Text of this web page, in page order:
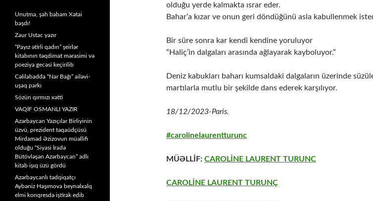
olduğu yerde kalmakta ısrar eder.
Bahar’a kızar ve onun geri döndüğünü asla kabullenmek
Bir süre sonra kar kendi kendine yoruluyor
“Haliç’in dalgaları arasında ağlayarak kayboluyor.”
Deniz kabukları baharı kumsaldaki dalgaların üzerinde
martılarla mutlu bir şekilde dans ederek karşılıyor.
18/12/2023-Paris.
#carolinelaurentturunc
MÜƏLLİF: CAROLİNE LAURENT TURUNC
CAROLİNE LAURENT TURUNÇ
Unutma, şah babam Xətai
başdı!
Zaur Ustac yazır
“Payız ətirli qadın” şeirlər
kitabının təqdimat mərasimi və
poeziya gecəsi keçirilib
Cəlilabadda “Nar Bağı” ailəvi-
uşaq parkı
Sözün qırmızı xətti
VAQİF OSMANLI YAZIR
Azərbaycan Yazıçılar Birliyinin
üzvü, prezident təqaüdçüsü
Mirdaməd Əzizovun müəllifi
olduğu “Siyasi İradə
Bütövləşən Azərbaycan” adlı
kitab işıq üzü gördü
Azərbaycanlı tədqiqatçı
Aybəniz Haşımova beynəlxalq
elmi konqresdə iştirak edib